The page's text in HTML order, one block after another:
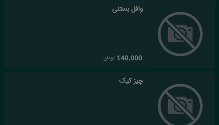
وافل بستنی
140,000 تومان
چیز کیک